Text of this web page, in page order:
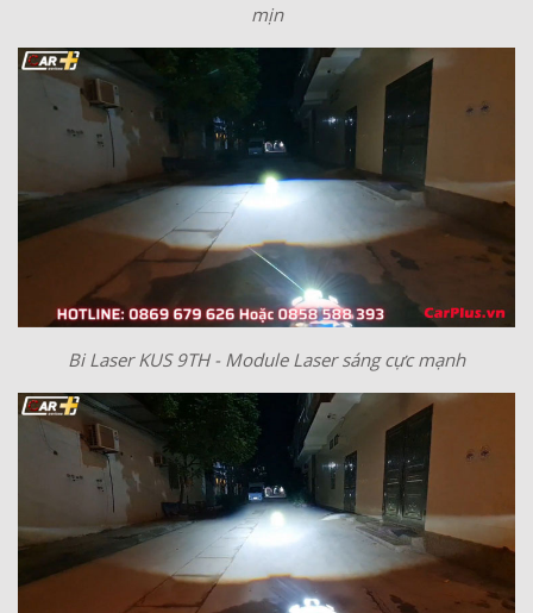
mịn
Bi Laser KUS 9TH - Module Laser sáng cực mạnh